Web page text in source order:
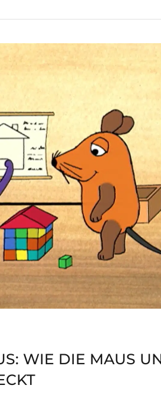
WIE DIE MAUS